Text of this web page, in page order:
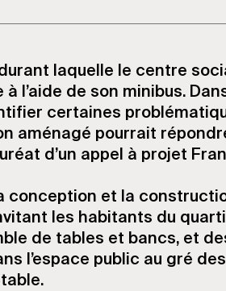
laquelle le centre
l’aide de son minibus.
certaines
aménagé pourrait
d’un appel à projet
et la
les habitants du
de tables et bancs, et
l’espace public au gré